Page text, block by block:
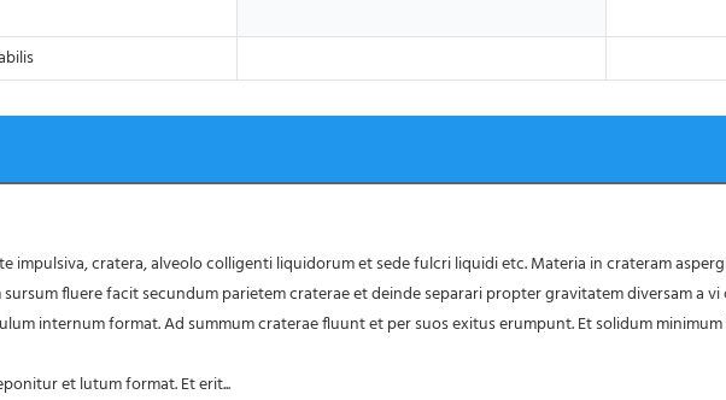
fluere facit secundum parietem craterae et deinde separari propter gravitatem diversam a
internum format. Ad summum craterae fluunt et per suos exitus erumpunt. Et solidum
et lutum format. Et erit...